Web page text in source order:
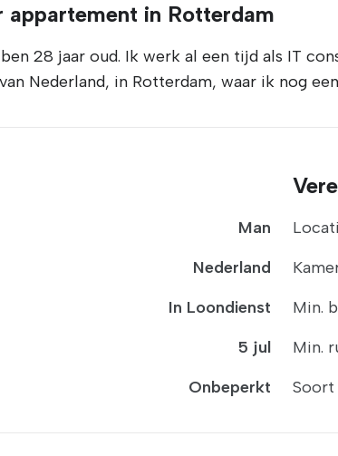
appartement in Rotterdam
28 jaar oud. Ik werk al een tijd als IT
Nederland, in Rotterdam, waar ik nog
Man
Nederland
In Loondienst
5 jul
Onbeperkt
Min.
Min.
Soort